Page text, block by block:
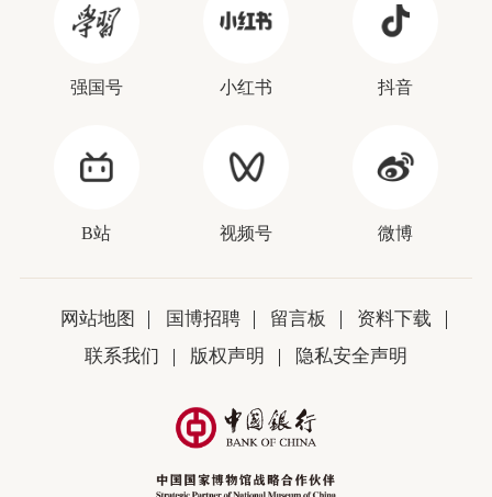
强国号 小红书 抖音
B站 视频号 微博
网站地图 国博招聘 留言板
资料下载
联系我们
版权声明 隐私安全声明